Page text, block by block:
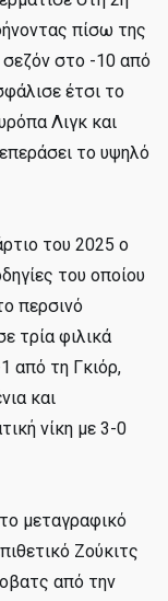
πίσω της
σεζόν στο -10 από
έτσι το
Λιγκ και
το υψηλό
του 2025 ο
του οποίου
περσινό
τρία φιλικά
από τη Γκιόρ,
και
νίκη με 3-0
μεταγραφικό
Ζούκιτς
από την